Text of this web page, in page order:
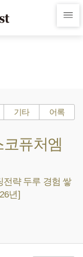
기타 어록
코퓨처엠
전략 두루 경험 쌓
년]